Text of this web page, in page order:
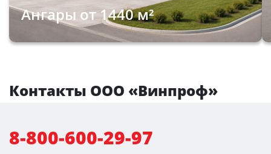
Ангары от 1440 м²
Контакты ООО «Винпроф»
8-800-600-29-97